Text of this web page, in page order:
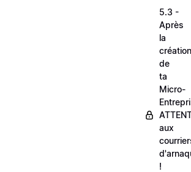
5.3 -
Après
la
création
de
ta
Micro-
aux
!